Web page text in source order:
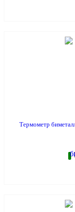
Термометр